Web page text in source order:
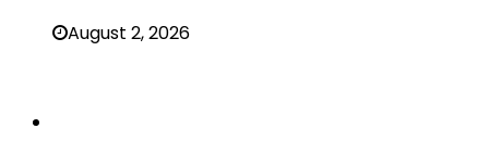
August 2, 2026